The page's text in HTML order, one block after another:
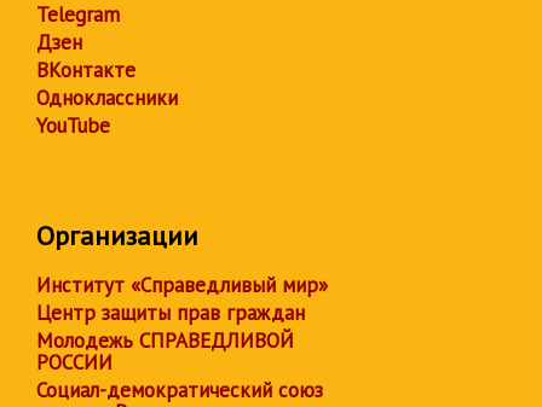
Telegram
Дзен
ВКонтакте
Одноклассники
YouTube
Организации
Институт «Справедливый мир»
Центр защиты прав граждан
Молодежь СПРАВЕДЛИВОЙ
РОССИИ
Социал-демократический союз